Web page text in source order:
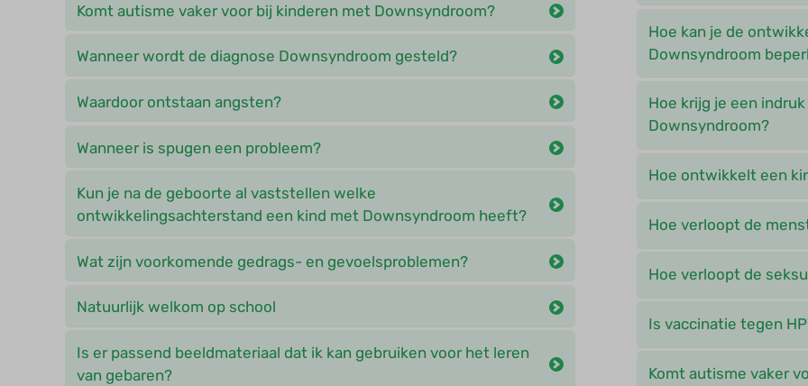
Komt autisme vaker voor bij kinderen met Downsyndroom?
Wanneer wordt de diagnose Downsyndroom gesteld?
Waardoor ontstaan angsten?
Wanneer is spugen een probleem?
Kun je na de geboorte al vaststellen welke
ontwikkelingsachterstand een kind met Downsyndroom heeft?
Wat zijn voorkomende gedrags- en gevoelsproblemen?
Natuurlijk welkom op school
Is er passend beeldmateriaal dat ik kan gebruiken voor het leren
van gebaren?
Hoe kan je de
Downsyndroom
Hoe krijg je een
Downsyndroom?
Hoe ontwikkelt een
Hoe verloopt de
Hoe verloopt de
Is vaccinatie tegen
Komt autisme vaker